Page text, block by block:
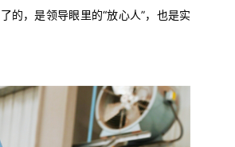
的，是领导眼里的“放心人”，也是实